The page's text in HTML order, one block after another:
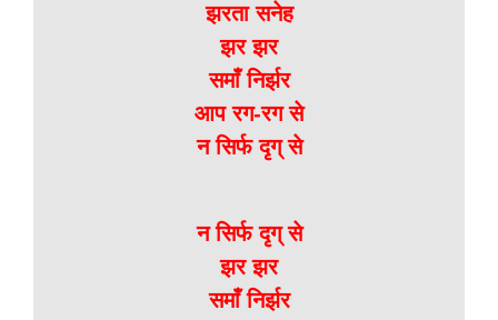
झरता सनेह
झर झर
समाँ निर्झर
आप रग-रग से
न सिर्फ दृग् से
न सिर्फ दृग् से
झर झर
समाँ निर्झर